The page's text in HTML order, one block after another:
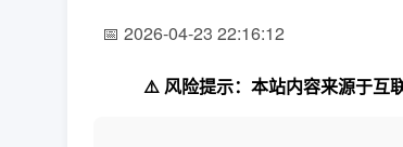
📅 2026-04-23 22:16:12
⚠️ 风险提示：本站内容来源于互